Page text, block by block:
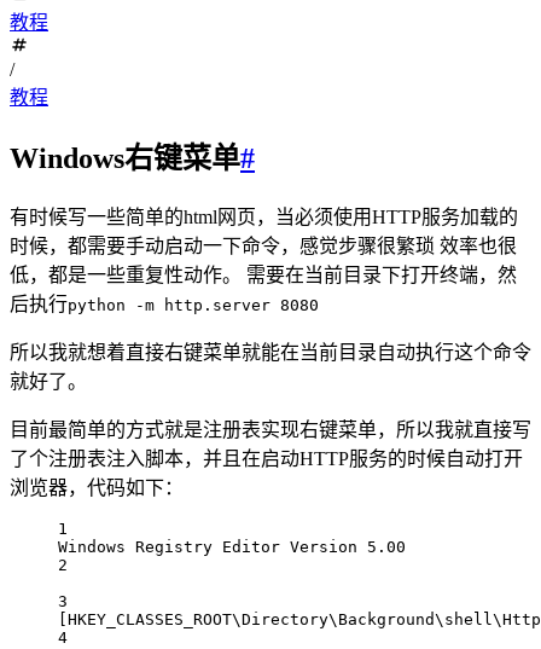
教程
/
教程
Windows右键菜单#
有时候写一些简单的html网页，当必须使用HTTP服务加载的
时候，都需要手动启动一下命令，感觉步骤很繁琐 效率也很
低，都是一些重复性动作。 需要在当前目录下打开终端，然
后执行python -m http.server 8080
所以我就想着直接右键菜单就能在当前目录自动执行这个命令
就好了。
目前最简单的方式就是注册表实现右键菜单，所以我就直接写
了个注册表注入脚本，并且在启动HTTP服务的时候自动打开
浏览器，代码如下：
1
Windows Registry Editor Version 5.00
2
3
4